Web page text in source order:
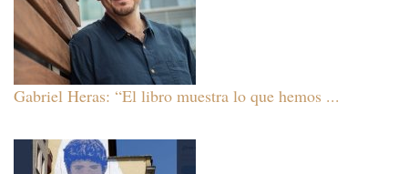
Gabriel Heras: “El libro muestra lo que hemos ...